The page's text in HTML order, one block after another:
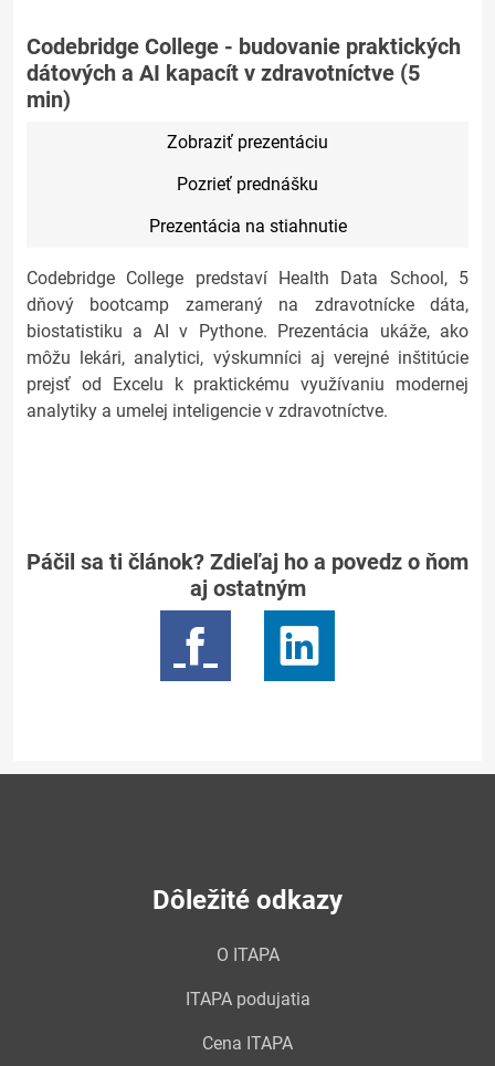
Codebridge College - budovanie praktických
dátových a AI kapacít v zdravotníctve (5
min)
Zobraziť prezentáciu
Pozrieť prednášku
Prezentácia na stiahnutie
Codebridge College predstaví Health Data School, 5
dňový bootcamp zameraný na zdravotnícke dáta,
biostatistiku a AI v Pythone. Prezentácia ukáže, ako
môžu lekári, analytici, výskumníci aj verejné inštitúcie
prejsť od Excelu k praktickému využívaniu modernej
analytiky a umelej inteligencie v zdravotníctve.
Páčil sa ti článok? Zdieľaj ho a povedz o ňom
aj ostatným
Dôležité odkazy
O ITAPA
ITAPA podujatia
Cena ITAPA